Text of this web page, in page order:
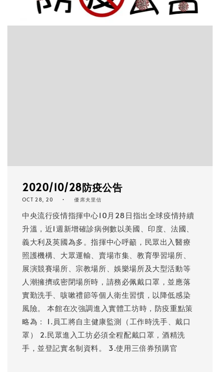
2020/10/28防疫公告
OCT 28, 20 優席夫里信
中央流行疫情指揮中心10月28日指出全球疫情持續
升溫，近1週新增確診病例數以美國、印度、法國、
義大利及英國為多。指揮中心呼籲，民眾出入醫療
照護機構、大眾運輸、賣場市集、教育學習場所、
展演競賽場所、宗教場所、娛樂場所及大型活動等
人潮擁擠或密閉場所時，請務必佩戴口罩，並應落
實勤洗手、咳嗽禮節等個人衛生習慣，以降低感染
風險。 本館在次強調進入實體工坊時，防疫重點策
略為： 1.員工將自主健康監測（工作時洗手、戴口
罩） 2.民眾進入工坊必須全程配戴口罩，酒精洗
手，並登記實名制資料。 3.使用三倍券預購官